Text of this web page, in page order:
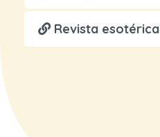
Revista esotérica